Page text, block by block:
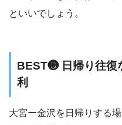
といいでしょう。
BEST❸ 日帰り往復
利
大宮ー金沢を日帰りする